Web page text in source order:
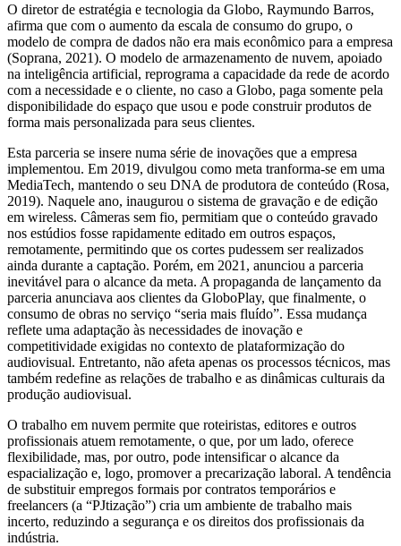
O diretor de estratégia e tecnologia da Globo, Raymundo Barros,
afirma que com o aumento da escala de consumo do grupo, o
modelo de compra de dados não era mais econômico para a empresa
(Soprana, 2021). O modelo de armazenamento de nuvem, apoiado
na inteligência artificial, reprograma a capacidade da rede de acordo
com a necessidade e o cliente, no caso a Globo, paga somente pela
disponibilidade do espaço que usou e pode construir produtos de
forma mais personalizada para seus clientes.
Esta parceria se insere numa série de inovações que a empresa
implementou. Em 2019, divulgou como meta tranforma-se em uma
MediaTech, mantendo o seu DNA de produtora de conteúdo (Rosa,
2019). Naquele ano, inaugurou o sistema de gravação e de edição
em wireless. Câmeras sem fio, permitiam que o conteúdo gravado
nos estúdios fosse rapidamente editado em outros espaços,
remotamente, permitindo que os cortes pudessem ser realizados
ainda durante a captação. Porém, em 2021, anunciou a parceria
inevitável para o alcance da meta. A propaganda de lançamento da
parceria anunciava aos clientes da GloboPlay, que finalmente, o
consumo de obras no serviço “seria mais fluído”. Essa mudança
reflete uma adaptação às necessidades de inovação e
competitividade exigidas no contexto de plataformização do
audiovisual. Entretanto, não afeta apenas os processos técnicos, mas
também redefine as relações de trabalho e as dinâmicas culturais da
produção audiovisual.
O trabalho em nuvem permite que roteiristas, editores e outros
profissionais atuem remotamente, o que, por um lado, oferece
flexibilidade, mas, por outro, pode intensificar o alcance da
espacialização e, logo, promover a precarização laboral. A tendência
de substituir empregos formais por contratos temporários e
freelancers (a “PJtização”) cria um ambiente de trabalho mais
incerto, reduzindo a segurança e os direitos dos profissionais da
indústria.